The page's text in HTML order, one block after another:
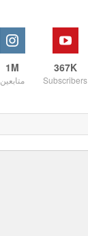
367K
Subscribers
1M
متابعين